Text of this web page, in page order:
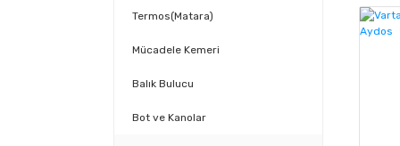
Termos(Matara)
Mücadele Kemeri
Balık Bulucu
Bot ve Kanolar